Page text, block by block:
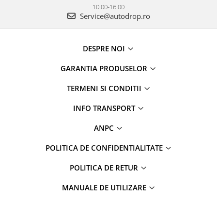
10:00-16:00
Service@autodrop.ro
DESPRE NOI
GARANTIA PRODUSELOR
TERMENI SI CONDITII
INFO TRANSPORT
ANPC
POLITICA DE CONFIDENTIALITATE
POLITICA DE RETUR
MANUALE DE UTILIZARE